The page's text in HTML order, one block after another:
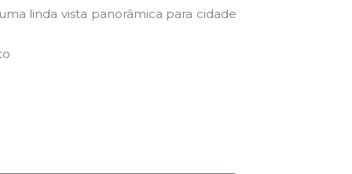
linda vista panorâmica para cidade